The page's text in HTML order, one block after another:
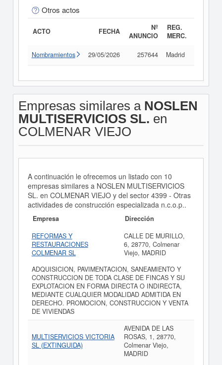
Otros actos
ACTO FECHA
Nº
ANUNCIO
REG.
MERC.
Nombramientos 29/05/2026 257644 Madrid
Empresas similares a NOSLEN
MULTISERVICIOS SL. en
COLMENAR VIEJO
A continuación le ofrecemos un listado con 10
empresas similares a NOSLEN MULTISERVICIOS
SL. en COLMENAR VIEJO y del sector 4399 - Otras
actividades de construcción especializada n.c.o.p..
Empresa
Dirección
REFORMAS Y
RESTAURACIONES
COLMENAR SL
CALLE DE MURILLO,
6, 28770, Colmenar
Viejo, MADRID
ADQUISICION, PAVIMENTACION, SANEAMIENTO Y
CONSTRUCCION DE TODA CLASE DE FINCAS Y SU
EXPLOTACION EN FORMA DIRECTA O INDIRECTA,
MEDIANTE CUALQUIER MODALIDAD ADMITIDA EN
DERECHO. PROMOCION, CONSTRUCCION Y VENTA
DE VIVIENDAS
MULTISERVICIOS VICTORIA
SL (EXTINGUIDA)
AVENIDA DE LAS
ROSAS, 1, 28770,
Colmenar Viejo,
MADRID